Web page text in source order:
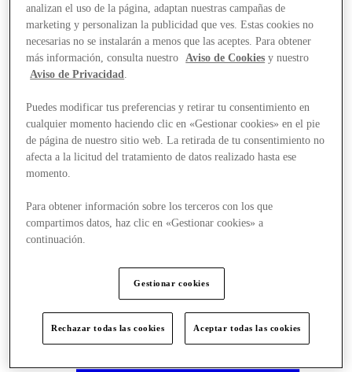
Visit
analizan el uso de la página, adaptan nuestras campañas de
marketing y personalizan la publicidad que ves. Estas cookies no
necesarias no se instalarán a menos que las aceptes. Para obtener
más información, consulta nuestro
Aviso de Cookies y nuestro
Aviso de Privacidad
Puedes modificar tus preferencias y retirar tu consentimiento en
cualquier momento haciendo clic en «Gestionar cookies» en el pie
de página de nuestro sitio web. La retirada de tu consentimiento no
afecta a la licitud del tratamiento de datos realizado hasta ese
momento.
Para obtener información sobre los terceros con los que
compartimos datos, haz clic en «Gestionar cookies» a
continuación.
Gestionar cookies
Rechazar todas las cookies Aceptar todas las cookies